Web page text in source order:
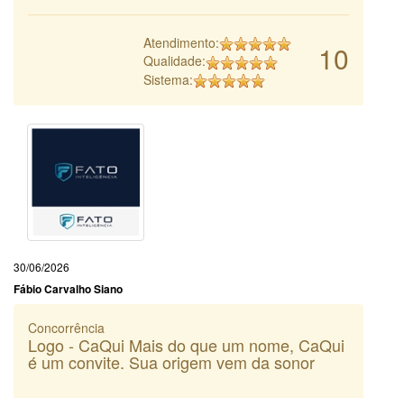
10
Atendimento:
Qualidade:
Sistema:
30/06/2026
Fábio Carvalho Siano
Concorrência
Logo - CaQui Mais do que um nome, CaQui
é um convite. Sua origem vem da sonor